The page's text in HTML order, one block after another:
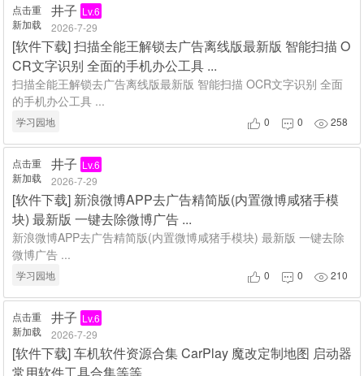
点击重
新加载
井子 Lv.6
2026-7-29
[软件下载]扫描全能王解锁去广告离线版最新版 智能扫描 O
CR文字识别 全面的手机办公工具 ...
扫描全能王解锁去广告离线版最新版 智能扫描 OCR文字识别 全面
的手机办公工具 ...
学习园地  0  0 258
点击重
新加载
井子 Lv.6
2026-7-29
[软件下载] 新浪微博APP去广告精简版(内置微博咸猪手模
块) 最新版 一键去除微博广告 ...
新浪微博APP去广告精简版(内置微博咸猪手模块) 最新版 一键去除
微博广告 ...
学习园地  0  0 210
点击重
新加载
井子 Lv.6
2026-7-29
[软件下载]车机软件资源合集 CarPlay 魔改定制地图 启动器
常用软件工具合集等等 ...